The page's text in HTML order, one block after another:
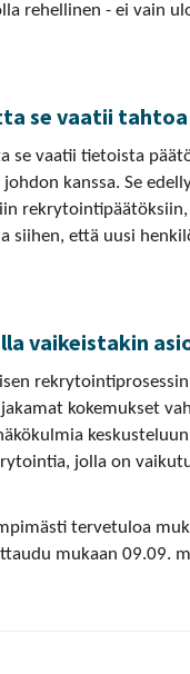
rehellinen - ei vain
se vaatii tahtoa
se vaatii tietoista
kanssa. Se
rekrytointipäätöksiin,
siihen, että uusi
vaikeistakin
kokemukset
jolla on
tervetuloa
mukaan 09.09.